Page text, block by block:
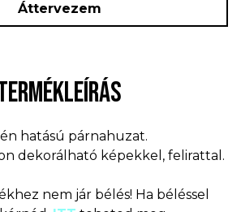
Áttervezem
hatású párnahuzat.
dekorálható képekkel, felirattal.
nem jár bélés! Ha béléssel